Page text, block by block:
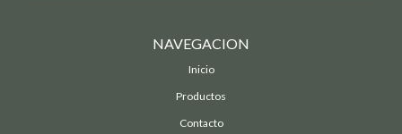
NAVEGACION
Inicio
Productos
Contacto